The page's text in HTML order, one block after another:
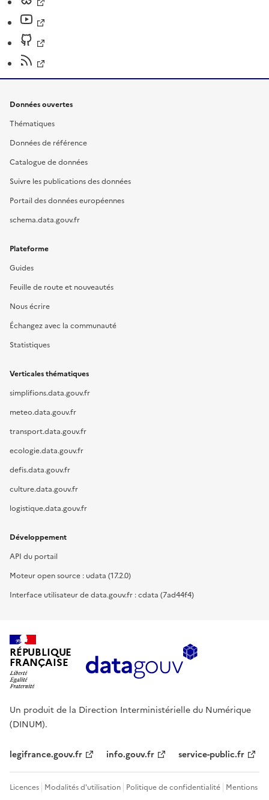
Données ouvertes
Thématiques
Données de référence
Catalogue de données
Suivre les publications des données
Portail des données européennes
schema.data.gouv.fr
Plateforme
Guides
Feuille de route et nouveautés
Nous écrire
Échangez avec la communauté
Statistiques
Verticales thématiques
simplifions.data.gouv.fr
meteo.data.gouv.fr
transport.data.gouv.fr
ecologie.data.gouv.fr
defis.data.gouv.fr
culture.data.gouv.fr
logistique.data.gouv.fr
Développement
API du portail
Moteur open source : udata (17.2.0)
Interface utilisateur de data.gouv.fr : cdata (7ad44f4)
RÉPUBLIQUE
FRANÇAISE
Un produit de la Direction Interministérielle du Numérique
(DINUM).
legifrance.gouv.fr info.gouv.fr service-public.fr
Licences Modalités d'utilisation Politique de confidentialité Mentions